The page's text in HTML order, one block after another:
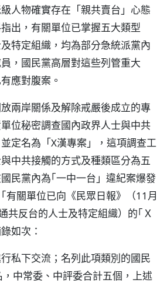
人物確實存在「親共賣台」心態
出，有關單位已掌握五大類型
及特定組織，均為部分急統派黨內
，國民黨高層對這些列管重大
應對腹案。
兩岸關係及解除戒嚴後成立的專
位秘密調查國內政界人士與中共
定名為「X漢專案」，這項調查工
中共接觸的方式及種類區分為五
民黨內為｢一中一台」違紀案爆發
有關單位已向《民眾日報》（11月
共反台的人士及特定組織）的｢Ｘ
如次：
私下交流；名列此項類別的國民
中常委、中評委合計五個，上述